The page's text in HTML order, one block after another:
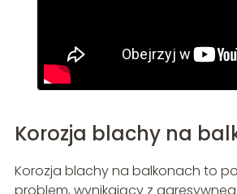
Korozja blachy na
Korozja blachy na balkonach to